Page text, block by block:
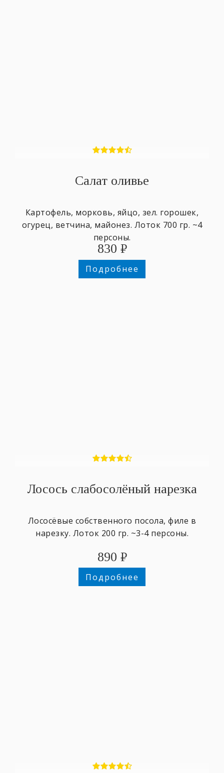
Салат оливье
Картофель, морковь, яйцо, зел. горошек,
огурец, ветчина, майонез. Лоток 700 гр. ~4
персоны.
830 ₽
Подробнее
Лосось слабосолёный нарезка
Лососёвые собственного посола, филе в
нарезку. Лоток 200 гр. ~3-4 персоны.
890 ₽
Подробнее